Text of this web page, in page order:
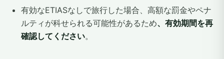
有効なETIASなしで旅行した場合、高額な罰金やペナ
ルティが科せられる可能性があるため、有効期間を再
確認してください。